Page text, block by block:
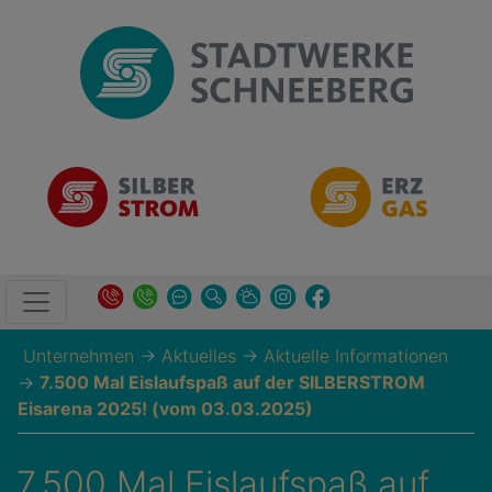
Unternehmen → Aktuelles → Aktuelle Informationen
→ 7.500 Mal Eislaufspaß auf der SILBERSTROM
Eisarena 2025! (vom 03.03.2025)